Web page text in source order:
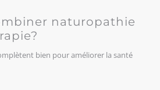
naturopathie
bien pour améliorer la santé